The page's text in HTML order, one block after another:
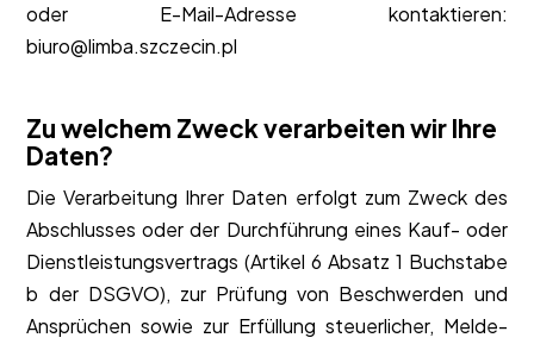
oder E-Mail-Adresse kontaktieren:
biuro@limba.szczecin.pl
Zu welchem ​​Zweck verarbeiten wir Ihre
Daten?
Die Verarbeitung Ihrer Daten erfolgt zum Zweck des
Abschlusses oder der Durchführung eines Kauf- oder
Dienstleistungsvertrags (Artikel 6 Absatz 1 Buchstabe
b der DSGVO), zur Prüfung von Beschwerden und
Ansprüchen sowie zur Erfüllung steuerlicher, Melde-